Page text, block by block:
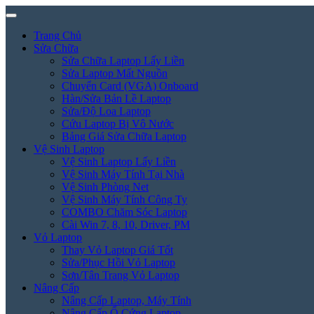
Trang Chủ
Sửa Chữa
Sửa Chữa Laptop Lấy Liền
Sửa Laptop Mất Nguồn
Chuyển Card (VGA) Onboard
Hàn/Sửa Bản Lề Laptop
Sửa/Độ Loa Laptop
Cứu Laptop Bị Vô Nước
Bảng Giá Sửa Chữa Laptop
Vệ Sinh Laptop
Vệ Sinh Laptop Lấy Liền
Vệ Sinh Máy Tính Tại Nhà
Vệ Sinh Phòng Net
Vệ Sinh Máy Tính Công Ty
COMBO Chăm Sóc Laptop
Cài Win 7, 8, 10, Driver, PM
Vỏ Laptop
Thay Vỏ Laptop Giá Tốt
Sửa/Phục Hồi Vỏ Laptop
Sơn/Tân Trang Vỏ Laptop
Nâng Cấp
Nâng Cấp Laptop, Máy Tính